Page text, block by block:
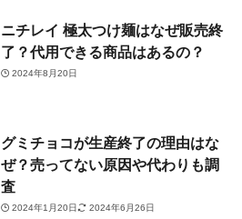
ニチレイ 極太つけ麺はなぜ販売終
了？代用できる商品はあるの？
2024年8月20日
グミチョコが生産終了の理由はな
ぜ？売ってない原因や代わりも調
査
2024年1月20日 2024年6月26日